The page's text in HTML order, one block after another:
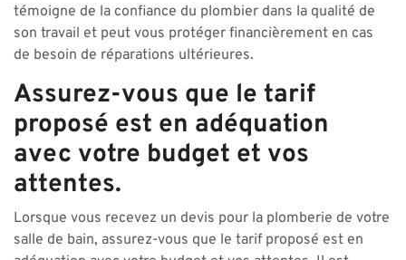
témoigne de la confiance du plombier dans la qualité de
son travail et peut vous protéger financièrement en cas
de besoin de réparations ultérieures.
Assurez-vous que le tarif
proposé est en adéquation
avec votre budget et vos
attentes.
Lorsque vous recevez un devis pour la plomberie de votre
salle de bain, assurez-vous que le tarif proposé est en